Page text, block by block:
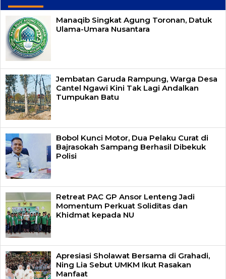
Manaqib Singkat Agung Toronan, Datuk
Ulama-Umara Nusantara
Jembatan Garuda Rampung, Warga Desa
Cantel Ngawi Kini Tak Lagi Andalkan
Tumpukan Batu
Bobol Kunci Motor, Dua Pelaku Curat di
Bajrasokah Sampang Berhasil Dibekuk
Polisi
Retreat PAC GP Ansor Lenteng Jadi
Momentum Perkuat Soliditas dan
Khidmat kepada NU
Apresiasi Sholawat Bersama di Grahadi,
Ning Lia Sebut UMKM Ikut Rasakan
Manfaat